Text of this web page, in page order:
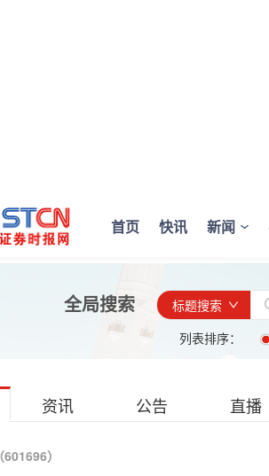
首页 快讯 新闻
全局搜索
标题搜索
列表排序：
资讯 公告 直播
（601696）